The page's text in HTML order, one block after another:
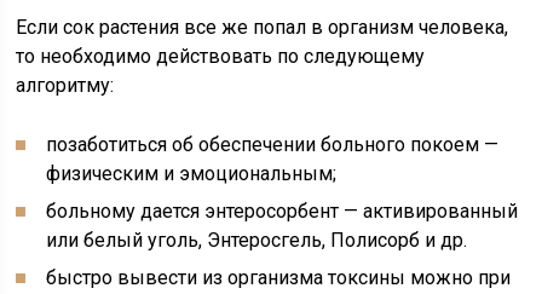
Если сок растения все же попал в организм человека,
то необходимо действовать по следующему
алгоритму:
позаботиться об обеспечении больного покоем —
физическим и эмоциональным;
больному дается энтеросорбент — активированный
или белый уголь, Энтеросгель, Полисорб и др.
быстро вывести из организма токсины можно при